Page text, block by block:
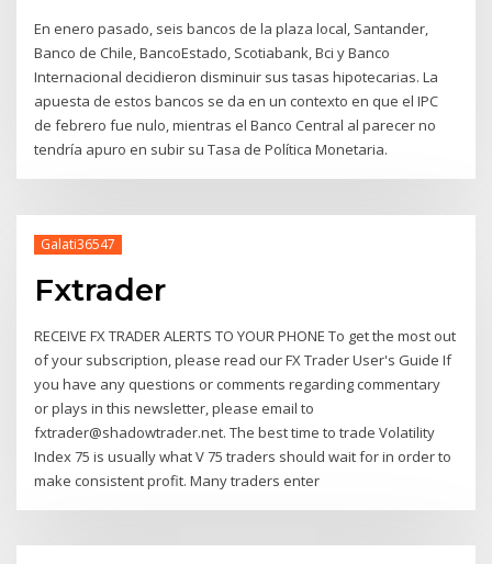
En enero pasado, seis bancos de la plaza local, Santander,
Banco de Chile, BancoEstado, Scotiabank, Bci y Banco
Internacional decidieron disminuir sus tasas hipotecarias. La
apuesta de estos bancos se da en un contexto en que el IPC
de febrero fue nulo, mientras el Banco Central al parecer no
tendría apuro en subir su Tasa de Política Monetaria.
Galati36547
Fxtrader
RECEIVE FX TRADER ALERTS TO YOUR PHONE To get the most out
of your subscription, please read our FX Trader User's Guide If
you have any questions or comments regarding commentary
or plays in this newsletter, please email to
fxtrader@shadowtrader.net. The best time to trade Volatility
Index 75 is usually what V 75 traders should wait for in order to
make consistent profit. Many traders enter